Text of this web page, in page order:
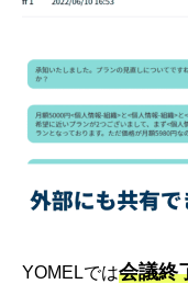
YOMELでは会議終